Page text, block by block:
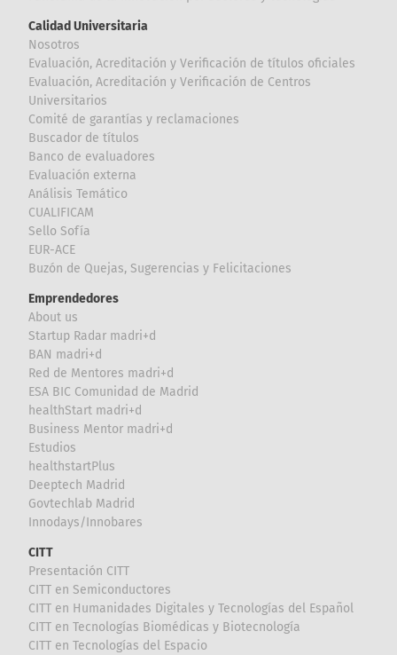
Calidad Universitaria
Nosotros
Evaluación, Acreditación y Verificación de títulos oficiales
Evaluación, Acreditación y Verificación de Centros
Universitarios
Comité de garantías y reclamaciones
Buscador de títulos
Banco de evaluadores
Evaluación externa
Análisis Temático
CUALIFICAM
Sello Sofía
EUR-ACE
Buzón de Quejas, Sugerencias y Felicitaciones
Emprendedores
About us
Startup Radar madri+d
BAN madri+d
Red de Mentores madri+d
ESA BIC Comunidad de Madrid
healthStart madri+d
Business Mentor madri+d
Estudios
healthstartPlus
Deeptech Madrid
Govtechlab Madrid
Innodays/Innobares
CITT
Presentación CITT
CITT en Semiconductores
CITT en Humanidades Digitales y Tecnologías del Español
CITT en Tecnologías Biomédicas y Biotecnología
CITT en Tecnologías del Espacio